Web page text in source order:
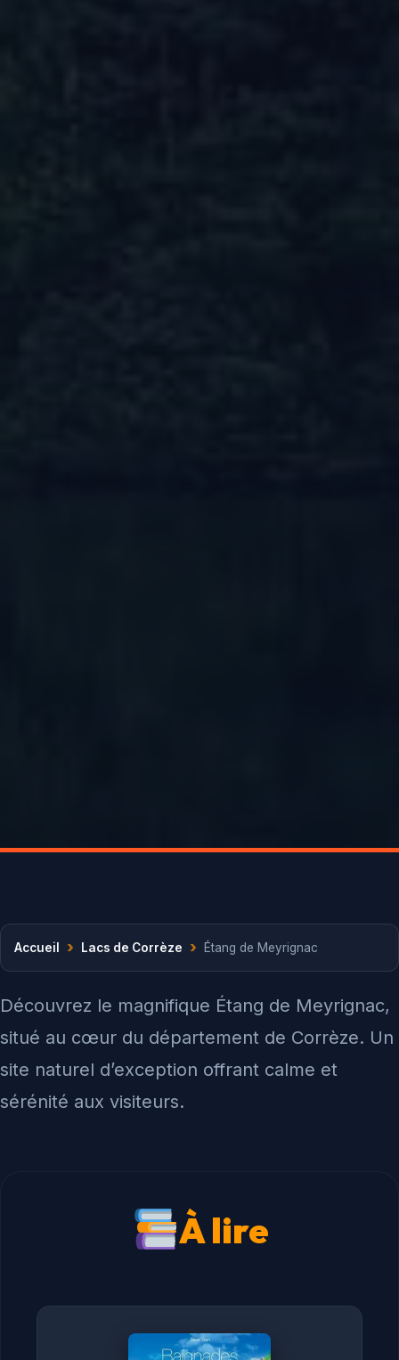
Accueil › Lacs de Corrèze › Étang de Meyrignac
Découvrez le magnifique Étang de Meyrignac,
situé au cœur du département de Corrèze. Un
site naturel d’exception offrant calme et
sérénité aux visiteurs.
À lire